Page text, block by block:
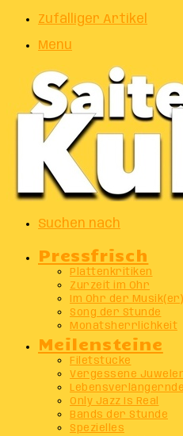
Zufälliger Artikel
Menu
Suchen nach
Pressfrisch
Plattenkritiken
Zurzeit im Ohr
Im Ohr der Musik(er)
Song der Stunde
Monatsherrlichkeit
Meilensteine
Filetstücke
Vergessene
Only Jazz Is Real
Bands der Stunde
Spezielles